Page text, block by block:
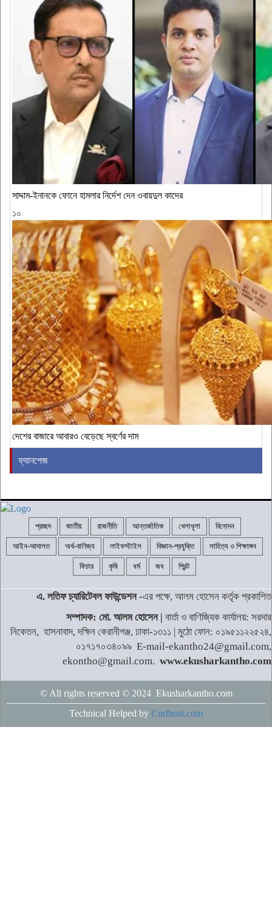
সাদ্দাম-ইনানকে ফোনে হামলার নির্দেশ দেন ওবায়দুল কাদের
১০
দেশের বাজারে আবারও বেড়েছে স্বর্ণের দাম
ফ্যানপেজ
প্রচ্ছদ জাতীয় রাজনীতি আন্তর্জাতিক খেলাধূলা বিনোদন
আইন-আদালত অর্থ-বাণিজ্য লাইফস্টাইল বিজ্ঞান-প্রযুক্তি সাহিত্য ও শিক্ষাঙ্গন
ফিচার কৃষি ধর্ম জব প্রিন্ট
এ. লতিফ চ্যারিটেবল ফাউন্ডেশন-এর পক্ষে, আলম হোসেন কর্তৃক প্রকাশিত
সম্পাদক: মো. আলম হোসেন | বার্তা ও বাণিজ্যিক কার্যালয়: সরদার
নিকেতন, হাসনাবাদ, দক্ষিন কেরানীগঞ্জ, ঢাকা-১৩১১ | মুঠো ফোন: ০১৯৫১১২২৫২৪,
০১৭১৭০৩৪০৯৯ E-mail-ekantho24@gmail.com,
ekontho@gmail.com. www.ekusharkantho.com
© All rights reserved © 2024 Ekusharkantho.com
Technical Helped by Curlhost.com